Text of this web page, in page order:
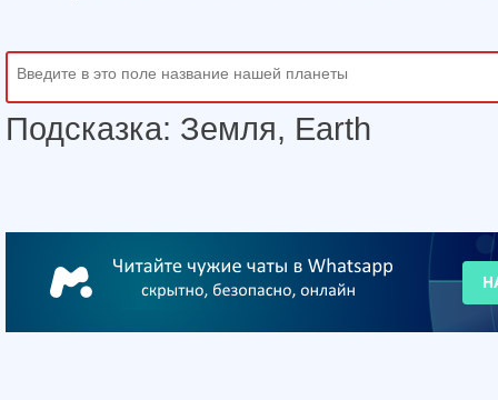
Подсказка: Земля, Earth